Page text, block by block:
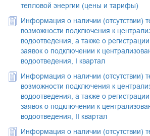
тепловой энергии (цены и тарифы)
Информация о наличии (отсутствии)
возможности подключения к
водоотведения, а также о
заявок о подключении к
водоотведения, I квартал
Информация о наличии (отсутствии)
возможности подключения к
водоотведения, а также о
заявок о подключении к
водоотведения, II квартал
Информация о наличии (отсутствии)